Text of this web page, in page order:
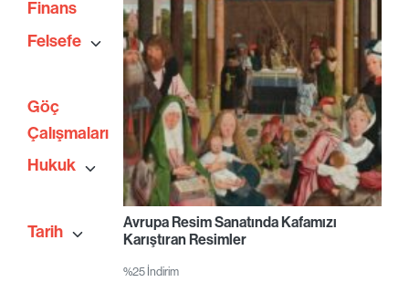
Finans
Felsefe
Göç
Çalışmaları
Hukuk
Tarih
Avrupa Resim Sanatında Kafamızı
Karıştıran Resimler
%25 İndirim